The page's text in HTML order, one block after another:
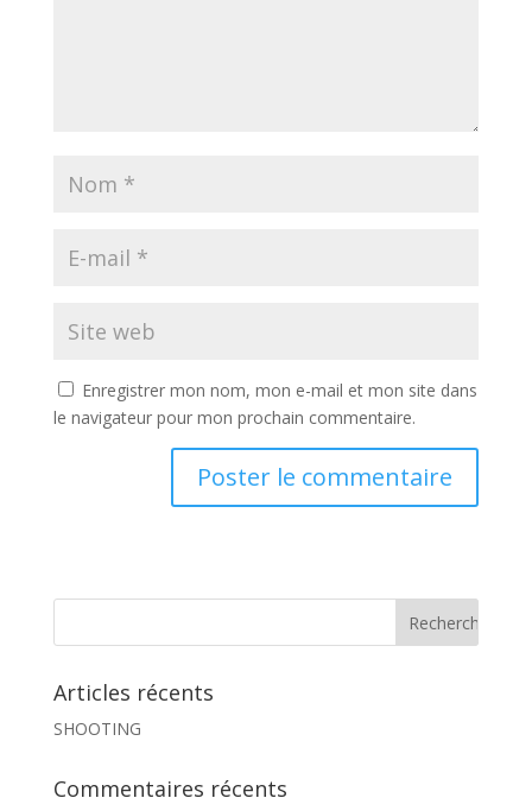
Enregistrer mon nom, mon e-mail et mon site dans
le navigateur pour mon prochain commentaire.
Articles récents
SHOOTING
Commentaires récents